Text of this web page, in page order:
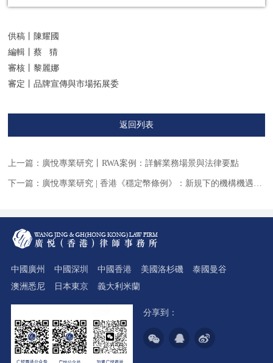
供稿丨陳耀國
編輯丨蔡 猜
審核丨黎麗娜
審定丨品牌宣傳與市場拓展委
返回列表
上一篇： 廣悅專業研究丨RWA案例：詳解業務場景與法律要點
下一篇： 廣悅專業研究 | 香港《穩定幣條例》：新規下的機構機遇與監管要點
中國廣州 中國深圳 中國香港 美國洛杉磯
泰國曼谷
澳洲悉尼
日本東京 義大利米蘭
分享到：